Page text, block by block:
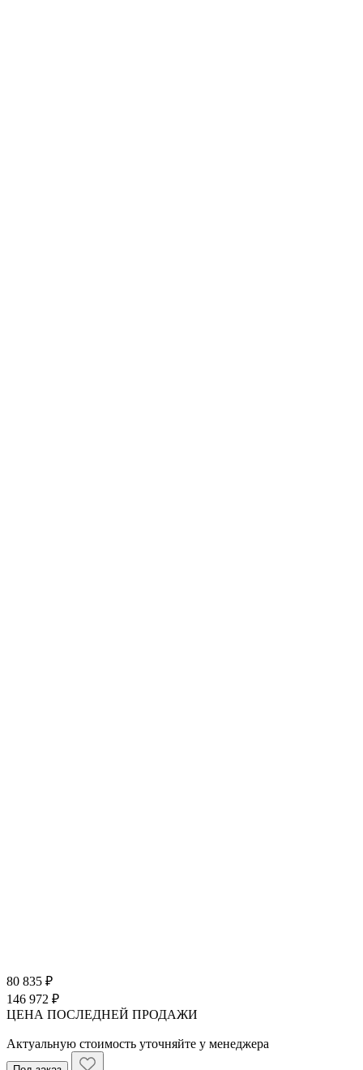
80 835 ₽
146 972 ₽
ЦЕНА ПОСЛЕДНЕЙ ПРОДАЖИ
Актуальную стоимость уточняйте у менеджера